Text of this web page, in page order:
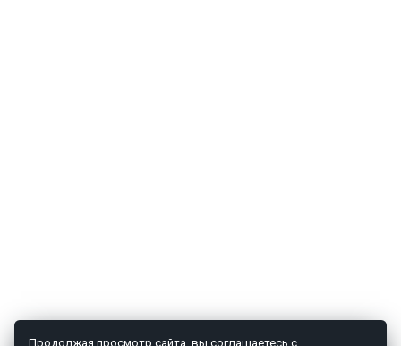
Продолжая просмотр сайта, вы соглашаетесь с